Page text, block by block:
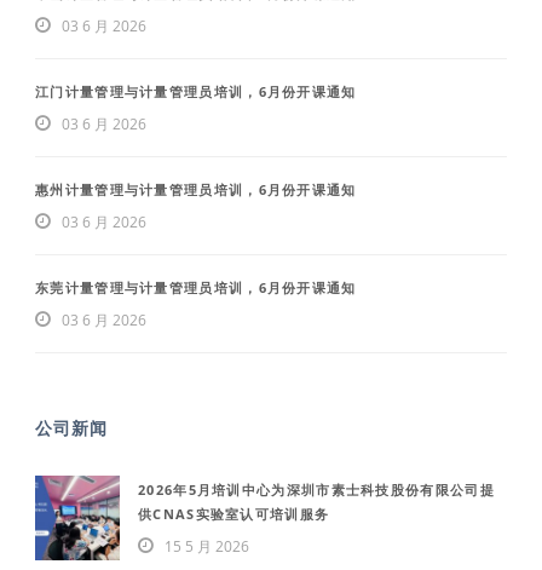
03 6 月 2026
江门计量管理与计量管理员培训，6月份开课通知
03 6 月 2026
惠州计量管理与计量管理员培训，6月份开课通知
03 6 月 2026
东莞计量管理与计量管理员培训，6月份开课通知
03 6 月 2026
公司新闻
2026年5月培训中心为深圳市素士科技股份有限公司提
供CNAS实验室认可培训服务
15 5 月 2026